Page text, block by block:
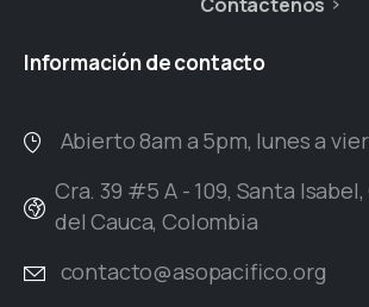
Informacióndecontacto
Abierto 8am a 5pm, lunes a
Cra. 39 #5 A - 109, Santa
del Cauca, Colombia
contacto@asopacifico.org